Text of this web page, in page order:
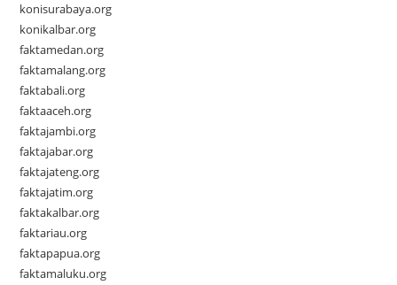
konisurabaya.org
konikalbar.org
faktamedan.org
faktamalang.org
faktabali.org
faktaaceh.org
faktajambi.org
faktajabar.org
faktajateng.org
faktajatim.org
faktakalbar.org
faktariau.org
faktapapua.org
faktamaluku.org